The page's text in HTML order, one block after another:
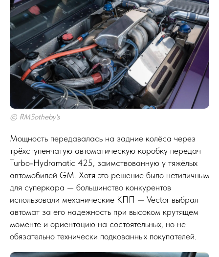
© RMSotheby's
Мощность передавалась на задние колёса через
трёхступенчатую автоматическую коробку передач
Turbo-Hydramatic 425, заимствованную у тяжёлых
автомобилей GM. Хотя это решение было нетипичным
для суперкара — большинство конкурентов
использовали механические КПП — Vector выбрал
автомат за его надежность при высоком крутящем
моменте и ориентацию на состоятельных, но не
обязательно технически подкованных покупателей.